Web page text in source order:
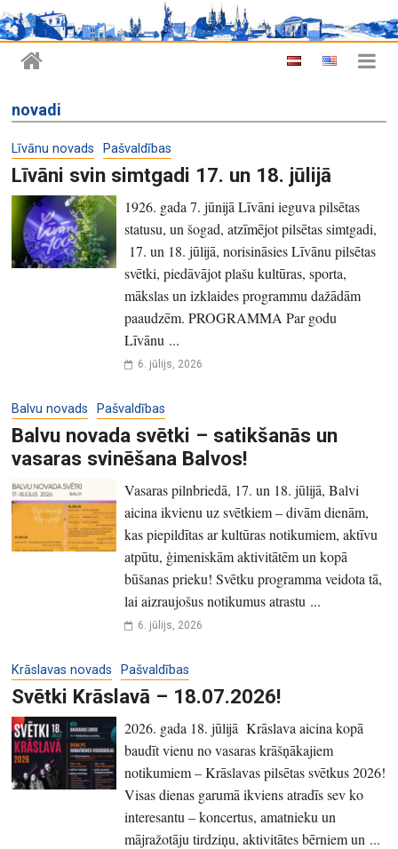
novadi
Līvānu novads Pašvaldības
Līvāni svin simtgadi 17. un 18. jūlijā
1926. gada 7. jūnijā Līvāni ieguva pilsētas
statusu, un šogad, atzīmējot pilsētas simtgadi,
17. un 18. jūlijā, norisināsies Līvānu pilsētas
svētki, piedāvājot plašu kultūras, sporta,
mākslas un izklaides programmu dažādām
paaudzēm. PROGRAMMA Par godu
Līvānu ...
6. jūlijs, 2026
Balvu novads Pašvaldības
Balvu novada svētki – satikšanās un
vasaras svinēšana Balvos!
Vasaras pilnbriedā, 17. un 18. jūlijā, Balvi
aicina ikvienu uz svētkiem – divām dienām,
kas piepildītas ar kultūras notikumiem, aktīvu
atpūtu, ģimeniskām aktivitātēm un kopā
būšanas prieku! Svētku programma veidota tā,
lai aizraujošus notikumus atrastu ...
6. jūlijs, 2026
Krāslavas novads Pašvaldības
Svētki Krāslavā – 18.07.2026!
2026. gada 18. jūlijā Krāslava aicina kopā
baudīt vienu no vasaras krāšņākajiem
notikumiem – Krāslavas pilsētas svētkus 2026!
Visas dienas garumā ikviens atradīs sev ko
interesantu – koncertus, amatnieku un
mājražotāju tirdziņu, aktivitātes bērniem un ...